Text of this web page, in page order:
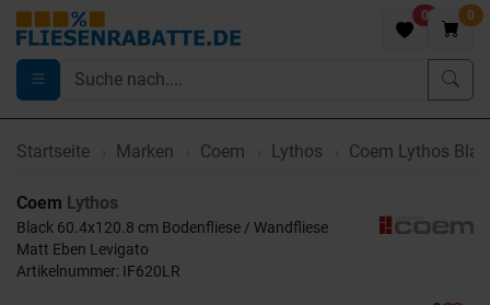
0 0
Startseite Marken Coem Lythos Coem Lythos
Coem Lythos
Black 60.4x120.8 cm Bodenfliese / Wandfliese
Matt Eben Levigato
Artikelnummer: IF620LR